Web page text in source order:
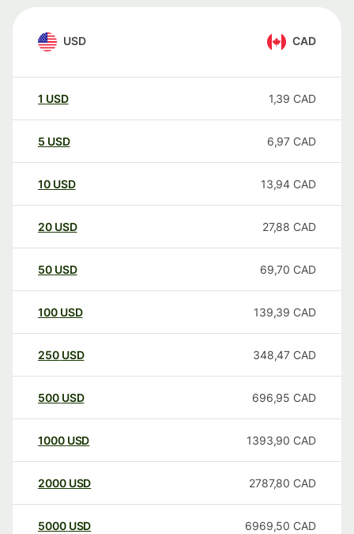
USD CAD
1 USD 1,39 CAD
5 USD 6,97 CAD
10 USD 13,94 CAD
20 USD 27,88 CAD
50 USD 69,70 CAD
100 USD 139,39 CAD
250 USD 348,47 CAD
500 USD 696,95 CAD
1000 USD 1393,90 CAD
2000 USD 2787,80 CAD
5000 USD 6969,50 CAD